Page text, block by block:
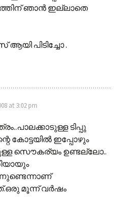
ഞാന്‍ ഇല്ലാതെ
പിടിച്ചോ .
at 3:02 pm
ടിപ്പു
കോട്ടയില്‍ ഇപ്പോഴും
സൌകര്യം ഉണ്ടല്ലോ..
മൂന്ന് വര്‍ഷം